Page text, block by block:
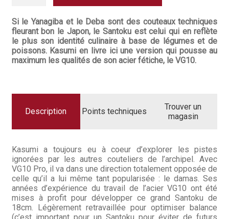
Revendeurs
Revue de presse
Thank you for booking
Trouver mon couteau
Trouver mon magasin
18CM
KASUMI
VG10
PRO
-
V08
Si le Yanagiba et le Deba sont des couteaux techniques
fleurant bon le Japon, le Santoku est celui qui en reflète
le plus son identité culinaire à base de légumes et de
poissons. Kasumi en livre ici une version qui pousse au
maximum les qualités de son acier fétiche, le VG10.
Description Points techniques
Trouver un
magasin
Kasumi a toujours eu à coeur d’explorer les pistes
ignorées par les autres couteliers de l’archipel. Avec
VG10 Pro, il va dans une direction totalement opposée de
celle qu’il a lui même tant popularisée : le damas. Ses
années d’expérience du travail de l’acier VG10 ont été
mises à profit pour développer ce grand Santoku de
18cm. Légèrement retravaillée pour optimiser balance